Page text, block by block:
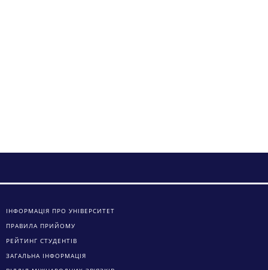
ІНФОРМАЦІЯ ПРО УНІВЕРСИТЕТ
ПРАВИЛА ПРИЙОМУ
РЕЙТИНГ СТУДЕНТІВ
ЗАГАЛЬНА ІНФОРМАЦІЯ